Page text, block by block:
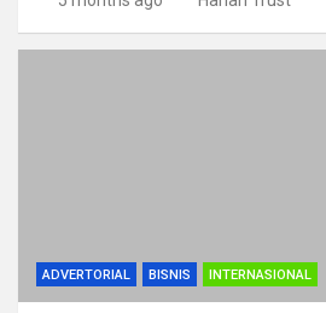
ADVERTORIAL BISNIS INTERNASIONAL